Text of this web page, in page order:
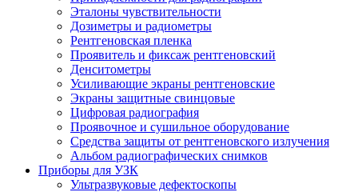
Эталоны чувствительности
Дозиметры и радиометры
Рентгеновская пленка
Проявитель и фиксаж рентгеновский
Денситометры
Усиливающие экраны рентгеновские
Экраны защитные свинцовые
Цифровая радиография
Проявочное и сушильное оборудование
Средства защиты от рентгеновского излучения
Альбом радиографических снимков
Приборы для УЗК
Ультразвуковые дефектоскопы